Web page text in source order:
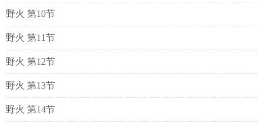
野火 第10节
野火 第11节
野火 第12节
野火 第13节
野火 第14节